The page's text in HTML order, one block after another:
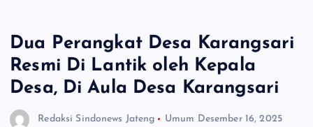
Dua Perangkat Desa Karangsari
Resmi Di Lantik oleh Kepala
Desa, Di Aula Desa Karangsari
Redaksi Sindonews Jateng Umum Desember 16, 2025